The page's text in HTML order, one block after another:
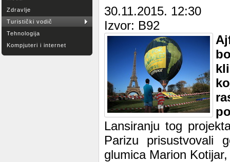
Zdravlje
Turistički vodič
Tehnologija
Kompjuteri i internet
30.11.2015. 12:30
Izvor: B92
Lansiranju tog
Parizu prisustvovali
glumica Marion